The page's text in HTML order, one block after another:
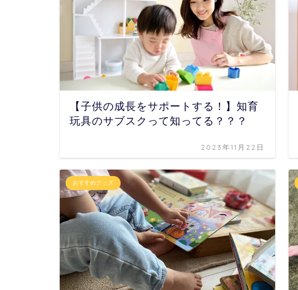
【子供の成長をサポートする！】知育
玩具のサブスクって知ってる？？？
2023年11月22日
おすすめグッズ